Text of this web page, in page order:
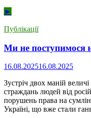
►
Публікації
Ми не поступимося
16.08.202516.08.2025
Зустріч двох маній
страждань людей від
порушень права на
Україні, що вже стали